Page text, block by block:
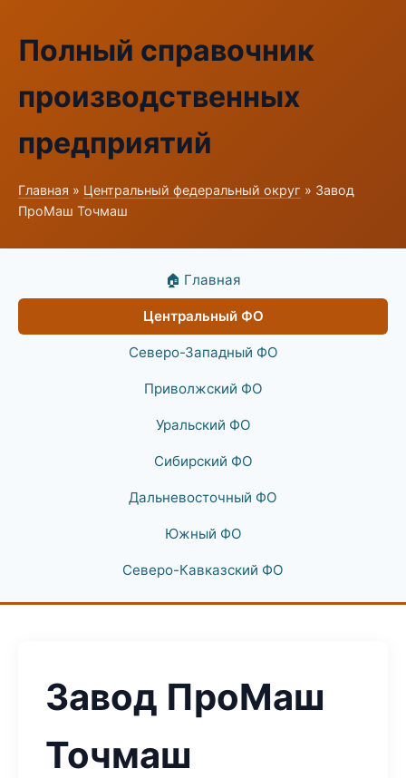
Полный справочник
производственных
предприятий
Главная » Центральный федеральный округ » Завод
ПроМаш Точмаш
🏠 Главная
Центральный ФО
Северо-Западный ФО
Приволжский ФО
Уральский ФО
Сибирский ФО
Дальневосточный ФО
Южный ФО
Северо-Кавказский ФО
Завод ПроМаш
Точмаш